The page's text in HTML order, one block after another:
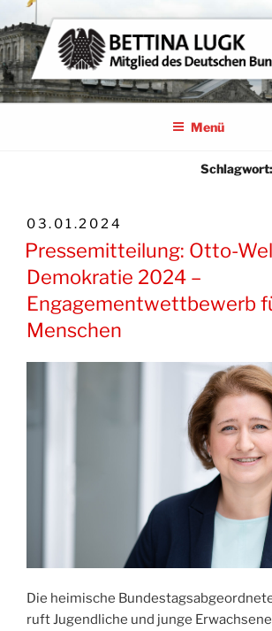
Zum
Inhalt
springen
BETTINA
MITGLIED DES DEUTSCHEN
Menü
Schlagwort:
VERÖFFENTLICHT
AM
03.01.2024
Pressemitteilung: Otto-
Demokratie 2024 –
Engagementwettbewerb
Menschen
Die heimische
ruft Jugendliche und junge